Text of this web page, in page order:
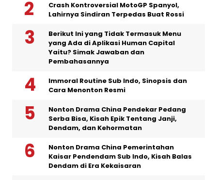
Crash Kontroversial MotoGP Spanyol,
Lahirnya Sindiran Terpedas Buat Rossi
Berikut Ini yang Tidak Termasuk Menu
yang Ada di Aplikasi Human Capital
Yaitu? Simak Jawaban dan
Pembahasannya
Immoral Routine Sub Indo, Sinopsis dan
Cara Menonton Resmi
Nonton Drama China Pendekar Pedang
Serba Bisa, Kisah Epik Tentang Janji,
Dendam, dan Kehormatan
Nonton Drama China Pemerintahan
Kaisar Pendendam Sub Indo, Kisah Balas
Dendam di Era Kekaisaran